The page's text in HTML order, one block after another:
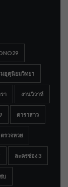
มอุตุนิยมวิทยา
า งานวิวาห์
ดาราสาว
ตรวจหวย
ละครช่อง 3
บ